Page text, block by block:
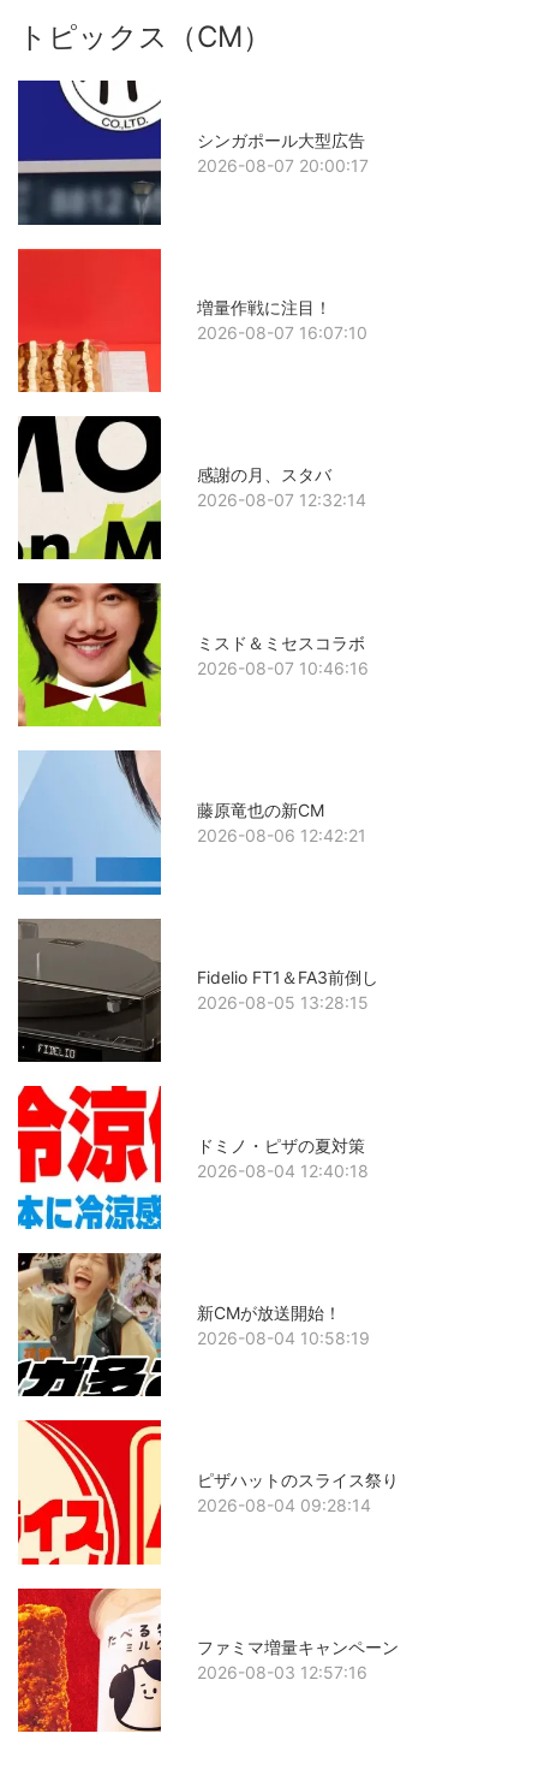
トピックス（CM）
シンガポール大型広告
2026-08-07 20:00:17
増量作戦に注目！
2026-08-07 16:07:10
感謝の月、スタバ
2026-08-07 12:32:14
ミスド＆ミセスコラボ
2026-08-07 10:46:16
藤原竜也の新CM
2026-08-06 12:42:21
Fidelio FT1＆FA3前倒し
2026-08-05 13:28:15
ドミノ・ピザの夏対策
2026-08-04 12:40:18
新CMが放送開始！
2026-08-04 10:58:19
ピザハットのスライス祭り
2026-08-04 09:28:14
ファミマ増量キャンペーン
2026-08-03 12:57:16